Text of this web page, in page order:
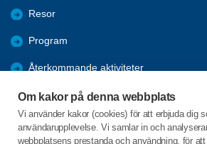
Om kakor på denna webbplats
Vi använder kakor (cookies) för att erbjuda dig
användarupplevelse. Vi samlar in och
webbplatsens prestanda och användning, för
Resor
Program
Återkommande aktiviteter
Lunchpatrullen
Nyheter